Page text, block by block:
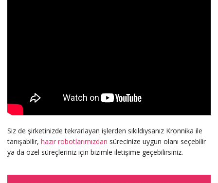
Siz de şirketinizde tekrarlayan işlerden sıkıldıysanız Kronnika ile
tanışabilir, hazır robotlarımızdan sürecinize uygun olanı seçebilir
ya da özel süreçleriniz için bizimle iletişime geçebilirsiniz.